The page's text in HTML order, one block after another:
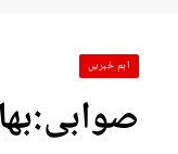
اہم خبریں
صوابی:بھائی